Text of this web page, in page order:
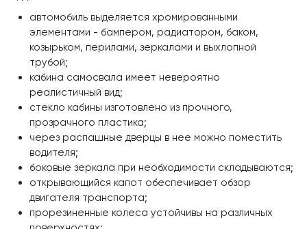
автомобиль выделяется хромированными
элементами - бампером, радиатором, баком,
козырьком, перилами, зеркалами и выхлопной
трубой;
кабина самосвала имеет невероятно
реалистичный вид;
стекло кабины изготовлено из прочного,
прозрачного пластика;
через распашные дверцы в нее можно поместить
водителя;
боковые зеркала при необходимости складываются;
открывающийся капот обеспечивает обзор
двигателя транспорта;
прорезиненные колеса устойчивы на различных